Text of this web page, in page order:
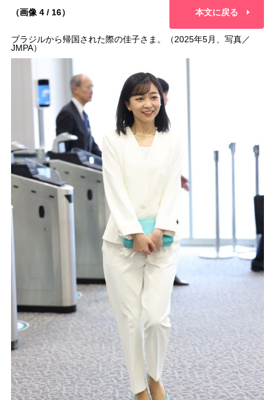
（画像 4 / 16） 本文に戻る
ブラジルから帰国された際の佳子さま。（2025年5月、写真／
JMPA）